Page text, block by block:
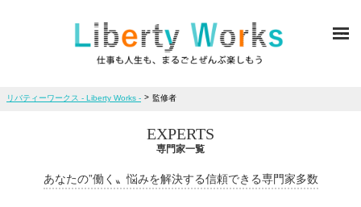
リバティーワークス - Liberty Works - > 監修者
EXPERTS
専門家一覧
あなたの”働く〟悩みを解決する信頼できる専門家多数